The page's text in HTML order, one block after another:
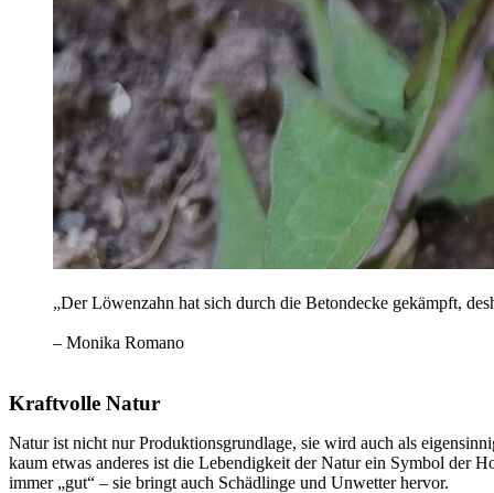
„Der Löwenzahn hat sich durch die Betondecke gekämpft,
– Monika Romano
Kraftvolle Natur
Natur ist nicht nur Produktionsgrundlage, sie wird auch als
kaum etwas anderes ist die Lebendigkeit der Natur ein Symbol der
immer „gut“ – sie bringt auch Schädlinge und Unwetter hervor.